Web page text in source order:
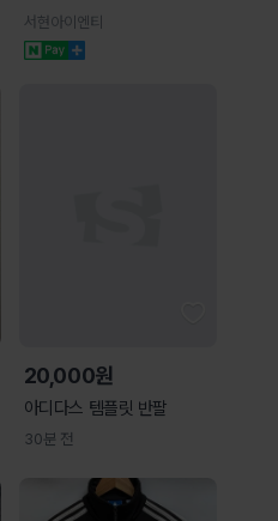
센셜 베이스 3S KA3452
KC5286 KD0699
서현아이엔티
20,000원
아디다스 템플릿 반팔
30분 전